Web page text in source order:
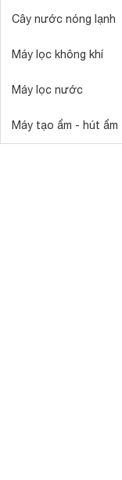
Cây nước nóng lạnh
Máy lọc không khí
Máy lọc nước
Máy tạo ẩm - hút ẩm